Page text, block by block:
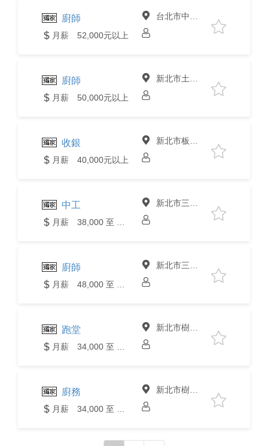
廚師
月薪 52,000元以上
台北市中山區
廚師
月薪 50,000元以上
新北市土城區
收銀
月薪 40,000元以上
新北市板橋區
中工 新北市三峽區
廚師 新北市三峽區
跑堂 新北市樹林區
廚務 新北市樹林區